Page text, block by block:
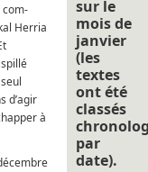
com-
Herria
d’agir
à
sur le
mois de
janvier
(les
textes
ont été
classés
par
date).